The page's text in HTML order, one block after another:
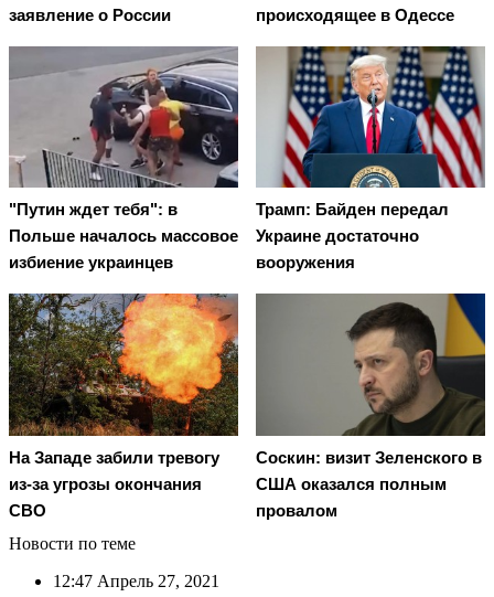
заявление о России
происходящее в Одессе
"Путин ждет тебя": в
Польше началось массовое
избиение украинцев
Трамп: Байден передал
Украине достаточно
вооружения
На Западе забили тревогу
из-за угрозы окончания
СВО
Соскин: визит Зеленского в
США оказался полным
провалом
Новости по теме
12:47 Апрель 27, 2021